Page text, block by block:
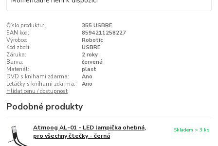
Číslo produktu:
355.USBRE
EAN kód:
8594211258227
Výrobce:
Robotic
Kód zboží:
USBRE
Záruka:
2 roky
Barva:
červená
Materiál:
plast
DVD s knihami zdarma:
Ano
Letáčky s knihami zdarma:
Ano
Hlídat cenu / dostupnost
Podobné produkty
Atmoog AL-01 - LED lampička ohebná,
pro všechny čtečky - černá
Skladem > 3 ks